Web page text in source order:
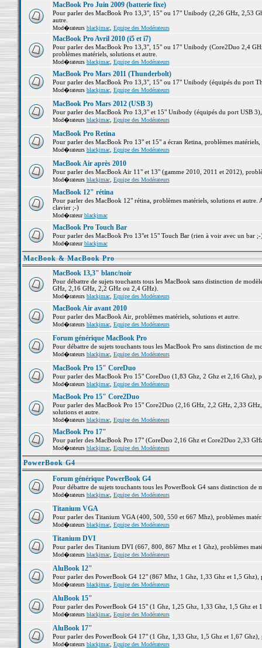
MacBook Pro Juin 2009 (batterie fixe)
Pour parler des MacBook Pro 13,3", 15" ou 17" Unibody (2,26 GHz, 2,53
autre.
Mod�rateurs blackjmac, Equipe des Modérateurs
MacBook Pro Avril 2010 (i5 et i7)
Pour parler des MacBook Pro 13,3", 15" ou 17" Unibody (Core2Duo 2,4
problèmes matériels, solutions et autre.
Mod�rateurs blackjmac, Equipe des Modérateurs
MacBook Pro Mars 2011 (Thunderbolt)
Pour parler des MacBook Pro 13,3", 15" ou 17" Unibody (équipés du port
Mod�rateurs blackjmac, Equipe des Modérateurs
MacBook Pro Mars 2012 (USB 3)
Pour parler des MacBook Pro 13,3" et 15" Unibody (équipés du port USB
Mod�rateurs blackjmac, Equipe des Modérateurs
MacBook Pro Retina
Pour parler des MacBook Pro 13" et 15" a écran Retina, problèmes matériels,
Mod�rateurs blackjmac, Equipe des Modérateurs
MacBook Air après 2010
Pour parler des MacBook Air 11" et 13" (gamme 2010, 2011 et 2012),
Mod�rateurs blackjmac, Equipe des Modérateurs
MacBook 12" rétina
Pour parler des MacBook 12" rétina, problèmes matériels, solutions et
clavier ;-)
Mod�rateurblackjmac
MacBook Pro Touch Bar
Pour parler des MacBook Pro 13"et 15" Touch Bar (rien à voir avec un bar
Mod�rateurblackjmac
MacBook & MacBook Pro
MacBook 13,3" blanc/noir
Pour débattre de sujets touchants tous les MacBook sans distinction de
GHz, 2,16 GHz, 2,2 GHz ou 2,4 GHz).
Mod�rateurs blackjmac, Equipe des Modérateurs
MacBook Air avant 2010
Pour parler des MacBook Air, problèmes matériels, solutions et autre.
Mod�rateurs blackjmac, Equipe des Modérateurs
Forum générique MacBook Pro
Pour débattre de sujets touchants tous les MacBook Pro sans distinction de
Mod�rateurs blackjmac, Equipe des Modérateurs
MacBook Pro 15" CoreDuo
Pour parler des MacBook Pro 15" CoreDuo (1,83 Ghz, 2 Ghz et 2,16 Ghz),
Mod�rateurs blackjmac, Equipe des Modérateurs
MacBook Pro 15" Core2Duo
Pour parler des MacBook Pro 15" Core2Duo (2,16 GHz, 2,2 GHz, 2,33
solutions et autre.
Mod�rateurs blackjmac, Equipe des Modérateurs
MacBook Pro 17"
Pour parler des MacBook Pro 17" (CoreDuo 2,16 Ghz et Core2Duo 2,33
Mod�rateurs blackjmac, Equipe des Modérateurs
PowerBook G4
Forum générique PowerBook G4
Pour débattre de sujets touchants tous les PowerBook G4 sans distinction de
Mod�rateurs blackjmac, Equipe des Modérateurs
Titanium VGA
Pour parler des Titanium VGA (400, 500, 550 et 667 Mhz), problèmes
Mod�rateurs blackjmac, Equipe des Modérateurs
Titanium DVI
Pour parler des Titanium DVI (667, 800, 867 Mhz et 1 Ghz), problèmes
Mod�rateurs blackjmac, Equipe des Modérateurs
AluBook 12"
Pour parler des PowerBook G4 12" (867 Mhz, 1 Ghz, 1,33 Ghz et 1,5 Ghz),
Mod�rateurs blackjmac, Equipe des Modérateurs
AluBook 15"
Pour parler des PowerBook G4 15" (1 Ghz, 1,25 Ghz, 1,33 Ghz, 1,5 Ghz et
Mod�rateurs blackjmac, Equipe des Modérateurs
AluBook 17"
Pour parler des PowerBook G4 17" (1 Ghz, 1,33 Ghz, 1,5 Ghz et 1,67 Ghz),
Mod�rateurs blackjmac, Equipe des Modérateurs